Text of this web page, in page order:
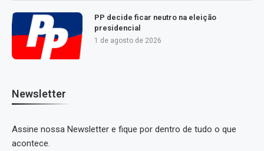
PP decide ficar neutro na eleição
presidencial
1 de agosto de 2026
Newsletter
Assine nossa Newsletter e fique por dentro de tudo o que
acontece.